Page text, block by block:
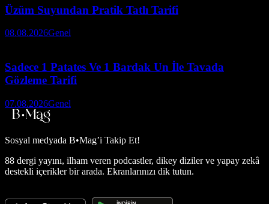
Üzüm Suyundan Pratik Tatlı Tarifi
08.08.2026Genel
Sadece 1 Patates Ve 1 Bardak Un İle Tavada
Gözleme Tarifi
07.08.2026Genel
Sosyal medyada B•Mag’i Takip Et!
88 dergi yayını, ilham veren podcastler, dikey diziler ve yapay zekâ
destekli içerikler bir arada. Ekranlarınızı dik tutun.